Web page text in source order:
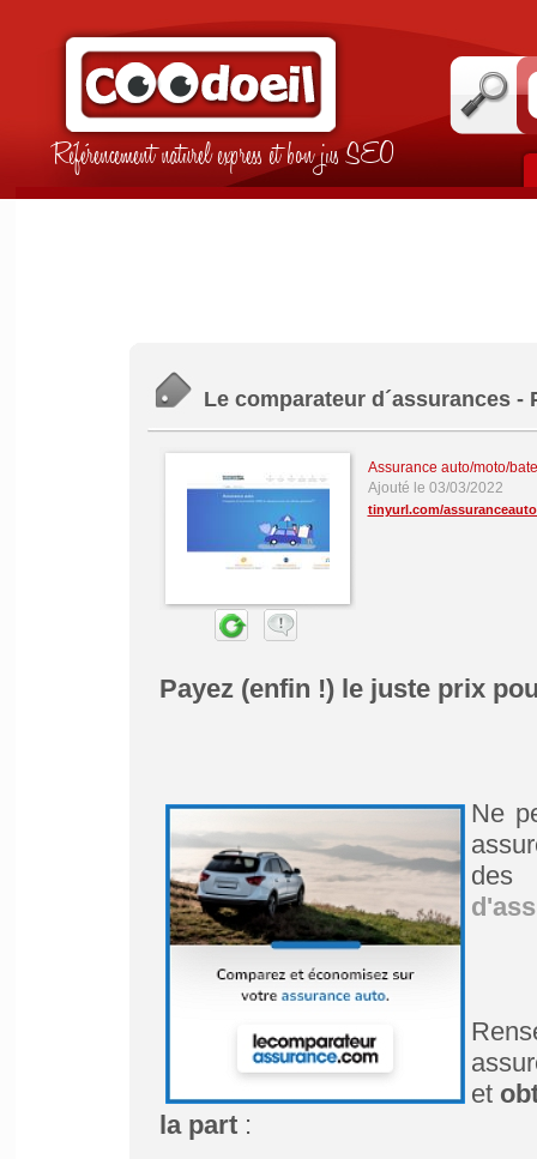
Référencement naturel express et bon jus SEO
Le comparateur d´assurances
Assurance auto/moto/
Ajouté le 03/03/2022
tinyurl.com/
Payez (enfin !) le juste prix
Ne
des
et
la part: